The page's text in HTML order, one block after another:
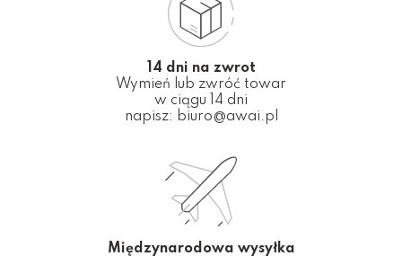
14 dni na zwrot
Wymień lub zwróć towar
w ciągu 14 dni
napisz: biuro@awai.pl
Międzynarodowa wysyłka